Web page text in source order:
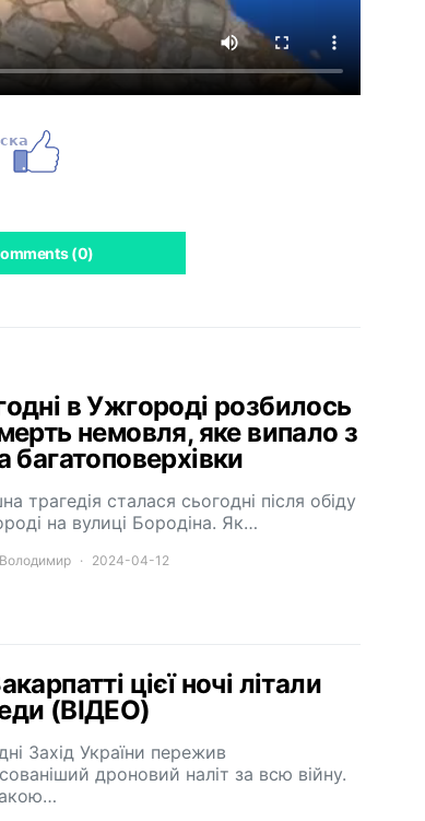
(0)
в Ужгороді розбилось
немовля, яке випало з
багатоповерхівки
трагедія сталася сьогодні після обіду
на вулиці Бородіна. Як…
2024-04-12
цієї ночі літали
(ВІДЕО)
Захід України пережив
дроновий наліт за всю війну.